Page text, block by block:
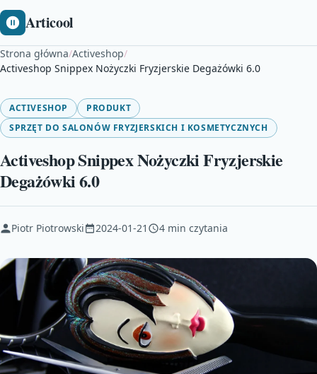
Articool
Strona główna/Activeshop/
Activeshop Snippex Nożyczki Fryzjerskie Degażówki 6.0
ACTIVESHOP
PRODUKT
SPRZĘT DO SALONÓW FRYZJERSKICH I KOSMETYCZNYCH
Activeshop Snippex Nożyczki Fryzjerskie
Degażówki 6.0
Piotr Piotrowski 2024-01-21 4 min czytania